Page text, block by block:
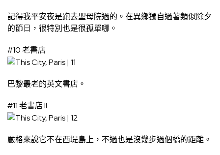
記得我平安夜是跑去聖母院過的。在異鄉獨自過著類似除夕
的節日，很特別也是很孤單哪。
#10 老書店
巴黎最老的英文書店。
#11 老書店 II
嚴格來說它不在西堤島上，不過也是沒幾步過個橋的距離。